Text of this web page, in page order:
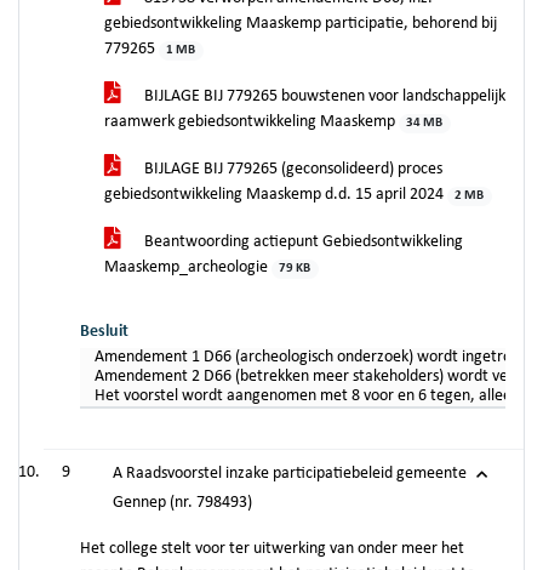
gebiedsontwikkeling Maaskemp participatie, behorend bij
779265
1 MB
BIJLAGE BIJ 779265 bouwstenen voor landschappelijk
raamwerk gebiedsontwikkeling Maaskemp
34 MB
BIJLAGE BIJ 779265 (geconsolideerd) proces
gebiedsontwikkeling Maaskemp d.d. 15 april 2024
2 MB
Beantwoording actiepunt Gebiedsontwikkeling
Maaskemp_archeologie
79 KB
Besluit
Amendement 1 D66 (archeologisch onderzoek) wordt
Amendement 2 D66 (betrekken meer stakeholders) wordt
Het voorstel wordt aangenomen met 8 voor en 6 tegen, alleen
9
A Raadsvoorstel inzake participatiebeleid gemeente
Gennep (nr. 798493)
Het college stelt voor ter uitwerking van onder meer het